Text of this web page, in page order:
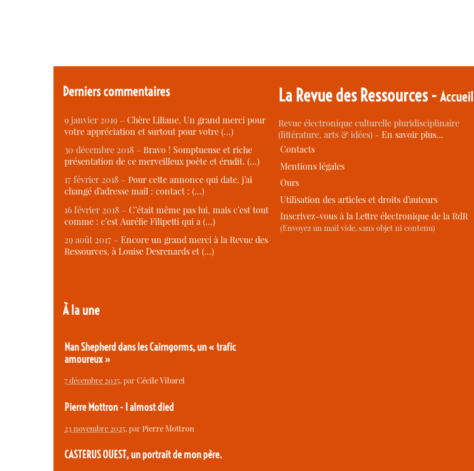
Derniers commentaires
9 janvier 2019 – Chère Liliane, Un grand merci pour
votre appréciation et surtout pour votre (…)
30 décembre 2018 – Bravo ! Somptueuse et riche
présentation de ce merveilleux poète et érudit. (…)
17 février 2018 – Pour cette annonce qui date, j’ai
changé d’adresse mail : contact : (…)
16 février 2018 – C’était même pas lui, mais c’est tout
comme : c’est Aurélie Filipetti qui a (…)
29 août 2017 – Encore un grand merci à la Revue des
Ressources, à Louise Desrenards et (…)
À la une
Nan Shepherd dans les Cairngorms, un « trafic
amoureux »
7 décembre 2025, parCécile Vibarel
Pierre Mottron - I almost died
23 novembre 2025, parPierre Mottron
CASTERUS OUEST, un portrait de mon père.
La Revue des Ressources -Accueil
Revue électronique culturelle pluridisciplinaire
(littérature, arts & idées) -En savoir plus…
Contacts
Mentions légales
Ours
Utilisation des articles et droits d’auteurs
Inscrivez-vous à la Lettre électronique de la RdR
(Envoyez un mail vide, sans objet ni contenu)